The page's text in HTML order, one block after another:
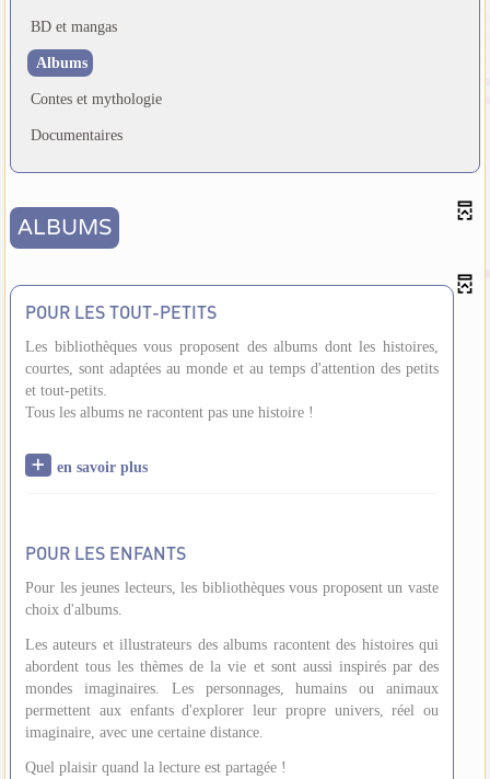
BD et mangas
Albums
Contes et mythologie
Documentaires
ALBUMS
POUR LES TOUT-PETITS
Les bibliothèques vous proposent des albums dont les histoires,
courtes, sont adaptées au monde et au temps d'attention des petits
et tout-petits.
Tous les albums ne racontent pas une histoire !
en savoir plus
POUR LES ENFANTS
Pour les jeunes lecteurs, les bibliothèques vous proposent un vaste
choix d'albums.
Les auteurs et illustrateurs des albums racontent des histoires qui
abordent tous les thèmes de la vie et sont aussi inspirés par des
mondes imaginaires. Les personnages, humains ou animaux
permettent aux enfants d'explorer leur propre univers, réel ou
imaginaire, avec une certaine distance.
Quel plaisir quand la lecture est partagée !